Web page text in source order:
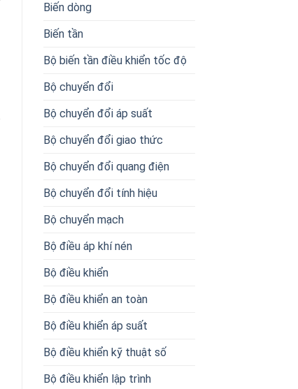
Biến dòng
Biến tần
Bộ biến tần điều khiển tốc độ
Bộ chuyển đổi
Bộ chuyển đổi áp suất
Bộ chuyển đổi giao thức
Bộ chuyển đổi quang điện
Bộ chuyển đổi tính hiệu
Bộ chuyển mạch
Bộ điều áp khí nén
Bộ điều khiển
Bộ điều khiển an toàn
Bộ điều khiển áp suất
Bộ điều khiển kỹ thuật số
Bộ điều khiển lập trình